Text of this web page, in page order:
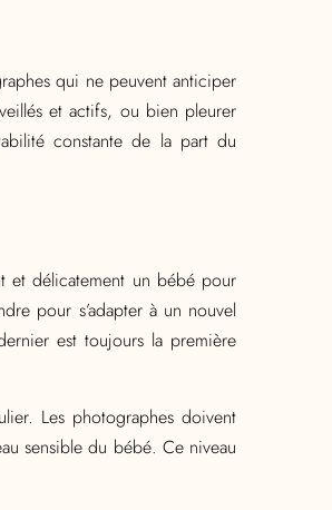
qui ne peuvent anticiper
et actifs, ou bien pleurer
constante de la part du
et délicatement un bébé pour
pour s’adapter à un nouvel
est toujours la première
Les photographes doivent
sensible du bébé. Ce niveau